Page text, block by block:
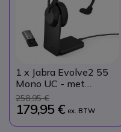
1 x Jabra Evolve2 55
Mono UC - met
Link380 USB-A
Dongle +
Oplaadstandaard
258,95 €
179,95 € ex. BTW